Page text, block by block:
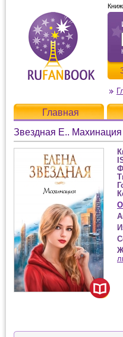
Главная
Звездная Е.. Махинация